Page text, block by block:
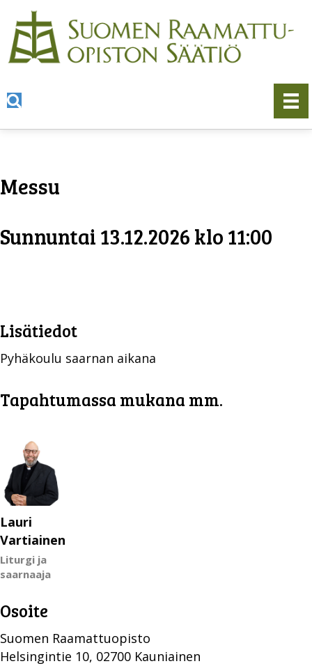
Messu
Sunnuntai 13.12.2026 klo 11:00
Lisätiedot
Pyhäkoulu saarnan aikana
Tapahtumassa mukana mm.
Lauri
Vartiainen
Liturgi ja
saarnaaja
Osoite
Suomen Raamattuopisto
Helsingintie 10, 02700 Kauniainen